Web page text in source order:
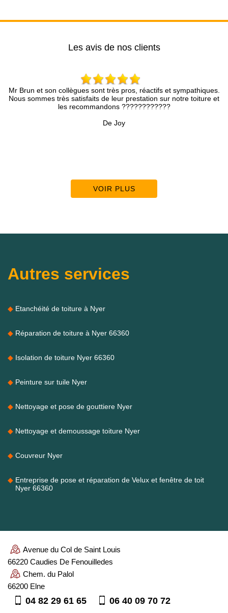
Les avis de nos clients
collègues sont très pros, réactifs et sympathiques.
très satisfaits de leur prestation sur notre toiture et
les recommandons ????????????
Entreprise
VOIR PLUS
Autres services
Etanchéité de toiture à Nyer
Réparation de toiture à Nyer 66360
Isolation de toiture Nyer 66360
Peinture sur tuile Nyer
Nettoyage et pose de gouttiere Nyer
Nettoyage et demoussage toiture Nyer
Couvreur Nyer
Entreprise de pose et réparation de Velux et fenêtre de toit
Nyer 66360
Avenue du Col de Saint Louis
66220 Caudies De Fenouilledes
Chem. du Palol
66200 Elne
04 82 29 61 65 06 40 09 70 72